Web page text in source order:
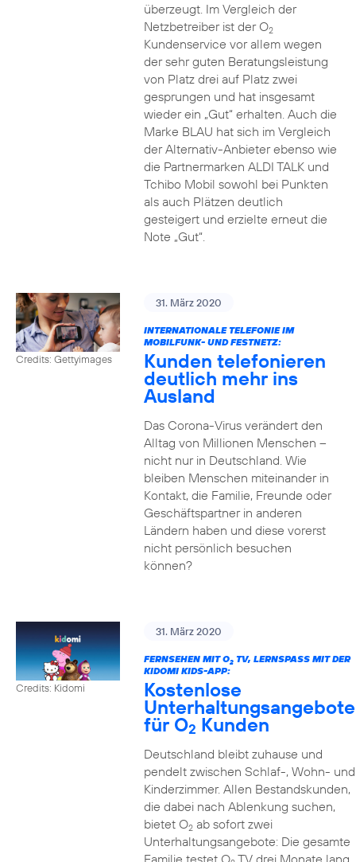
überzeugt. Im Vergleich der
Netzbetreiber ist der O2
Kundenservice vor allem wegen
der sehr guten Beratungsleistung
von Platz drei auf Platz zwei
gesprungen und hat insgesamt
wieder ein „Gut“ erhalten. Auch die
Marke BLAU hat sich im Vergleich
der Alternativ-Anbieter ebenso wie
die Partnermarken ALDI TALK und
Tchibo Mobil sowohl bei Punkten
als auch Plätzen deutlich
gesteigert und erzielte erneut die
Note „Gut“.
Credits: Gettyimages
31. März 2020
INTERNATIONALE TELEFONIE IM
MOBILFUNK- UND FESTNETZ:
Kunden telefonieren
deutlich mehr ins
Ausland
Das Corona-Virus verändert den
Alltag von Millionen Menschen –
nicht nur in Deutschland. Wie
bleiben Menschen miteinander in
Kontakt, die Familie, Freunde oder
Geschäftspartner in anderen
Ländern haben und diese vorerst
nicht persönlich besuchen
können?
Credits: Kidomi
31. März 2020
FERNSEHEN MIT O2TV, LERNSPASS MIT DER K
IDOMI KIDS-APP:
Kostenlose
Unterhaltungsangebote
für O2 Kunden
Deutschland bleibt zuhause und
pendelt zwischen Schlaf-, Wohn- und
Kinderzimmer. Allen Bestandskunden,
die dabei nach Ablenkung suchen,
bietet O2ab sofort zwei
Unterhaltungsangebote: Die gesamte
Familie testet O TV drei Monate lang